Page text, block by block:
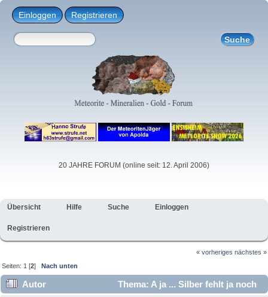
Einloggen Registrieren
20 JAHRE FORUM (online seit: 12. April 2006)
Übersicht Hilfe Suche Einloggen
Registrieren
« vorheriges nächstes »
Seiten: 1 [2]Nach unten
Autor
Thema: A ja ... Silber fehlt ja noch